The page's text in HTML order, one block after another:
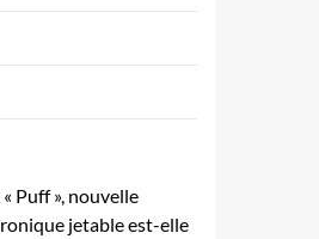
Puff », nouvelle
jetable est-elle